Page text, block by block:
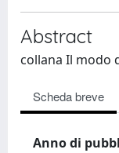
Abstract
collana Il modo
Scheda breve
Anno di